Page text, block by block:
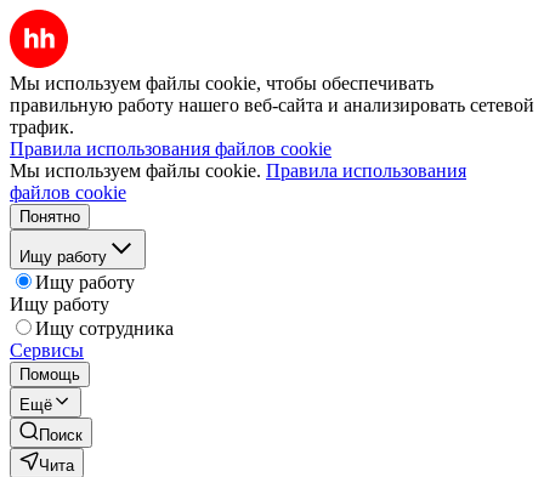
Мы используем файлы cookie, чтобы обеспечивать
правильную работу нашего веб-сайта и анализировать сетевой
трафик.
Правила использования файлов cookie
Мы используем файлы cookie. Правила использования
файлов cookie
Понятно
Ищу работу
Ищу работу
Ищу работу
Ищу сотрудника
Сервисы
Помощь
Ещё
Поиск
Чита